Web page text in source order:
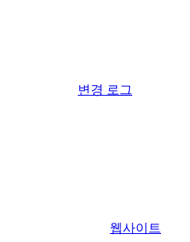
변경 로그
웹사이트